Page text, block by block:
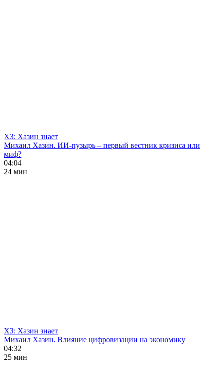
ХЗ: Хазин знает
Михаил Хазин. ИИ-пузырь – первый вестник кризиса или
миф?
04:04
24 мин
ХЗ: Хазин знает
Михаил Хазин. Влияние цифровизации на экономику
04:32
25 мин